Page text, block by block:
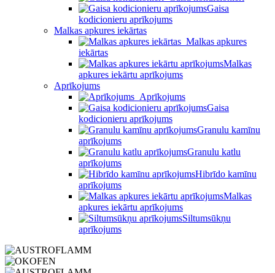
Gaisa
kodicionieru aprīkojums
Malkas apkures iekārtas
Malkas apkures
iekārtas
Malkas
apkures iekārtu aprīkojums
Aprīkojums
Aprīkojums
Gaisa
kodicionieru aprīkojums
Granulu kamīnu
aprīkojums
Granulu katlu
aprīkojums
Hibrīdo kamīnu
aprīkojums
Malkas
apkures iekārtu aprīkojums
Siltumsūkņu
aprīkojums